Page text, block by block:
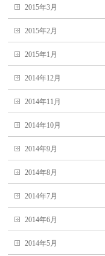
2015年3月
2015年2月
2015年1月
2014年12月
2014年11月
2014年10月
2014年9月
2014年8月
2014年7月
2014年6月
2014年5月